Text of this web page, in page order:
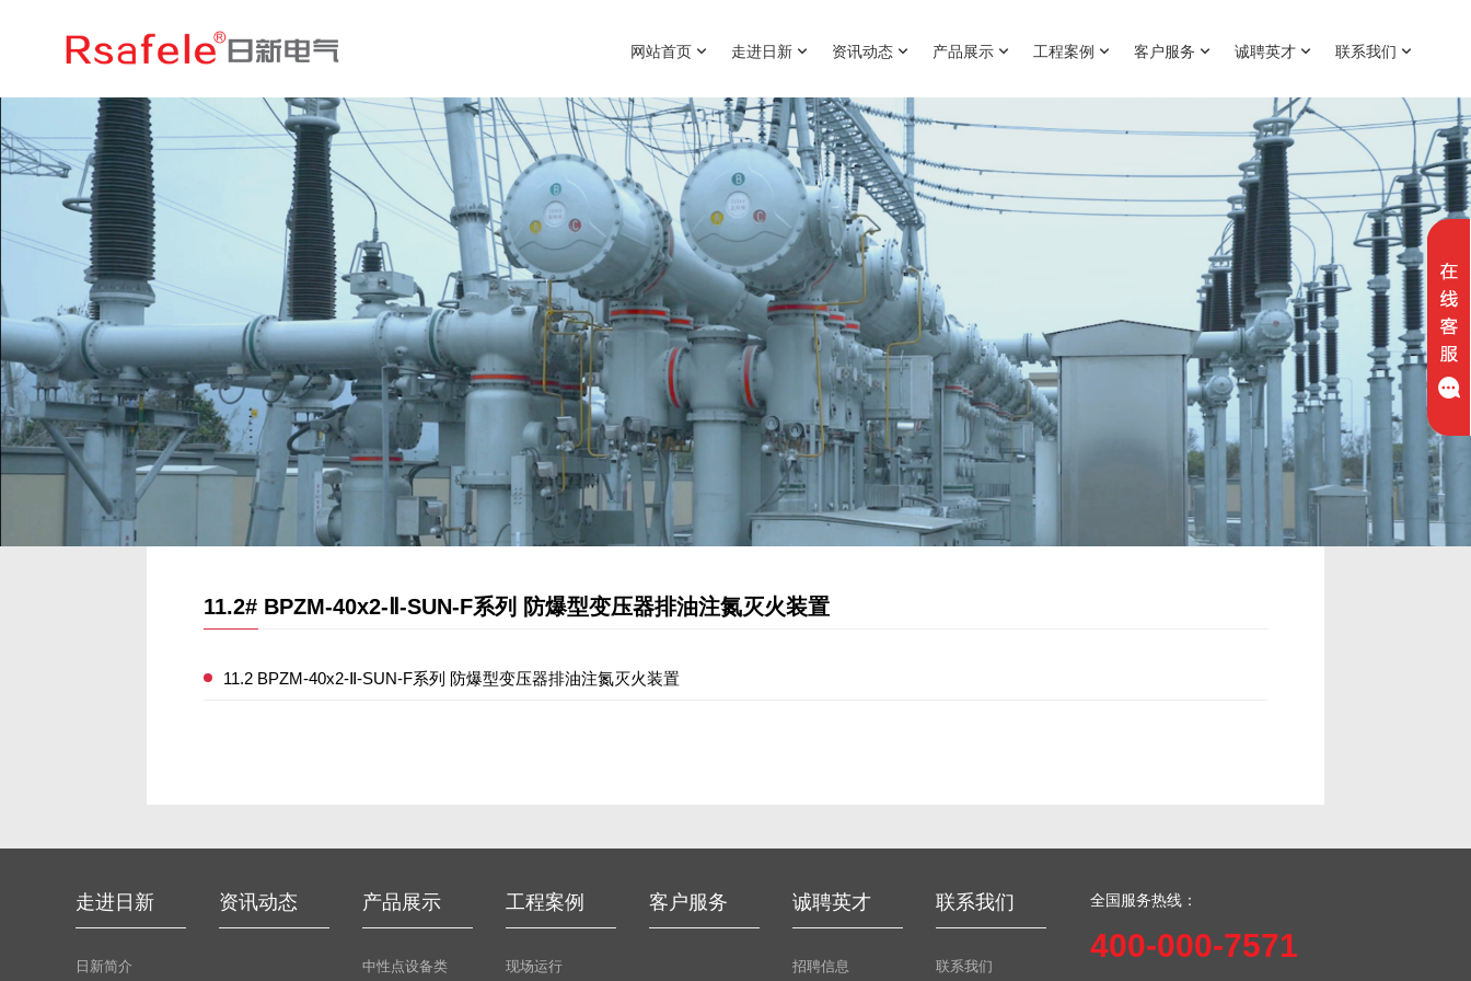
网站首页 走进日新 资讯动态 产品展示 工程案例 客户服务 诚聘英才 联系我们
11.2# BPZM-40x2-Ⅱ-SUN-F系列 防爆型变压器排油注氮灭火装置
11.2 BPZM-40x2-Ⅱ-SUN-F系列 防爆型变压器排油注氮灭火装置
走进日新
日新简介
资讯动态 产品展示
中性点设备类
工程案例
现场运行
客户服务 诚聘英才
招聘信息
联系我们
联系我们
全国服务热线：
400-000-7571